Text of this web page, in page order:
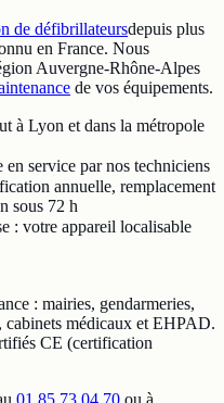
de défibrillateursdepuis plus
en France. Nous
Auvergne-Rhône-Alpes
de vos équipements.
à Lyon et dans la métropole
service par nos techniciens
annuelle, remplacement
sous 72 h
: votre appareil localisable
: mairies, gendarmeries,
médicaux et EHPAD.
CE (certification